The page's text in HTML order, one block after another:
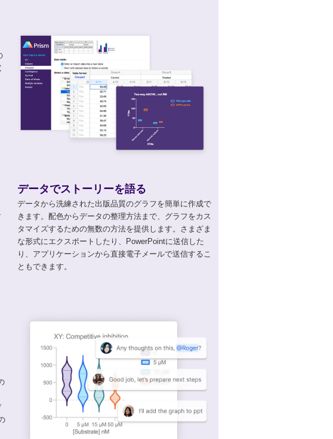
データでストーリーを語る
データから洗練された出版品質のグラフを簡単に作成で
きます。配色からデータの整理方法まで、グラフをカス
タマイズするための無数の方法を提供します。さまざま
な形式にエクスポートしたり、PowerPointに送信した
り、アプリケーションから直接電子メールで送信するこ
ともできます。